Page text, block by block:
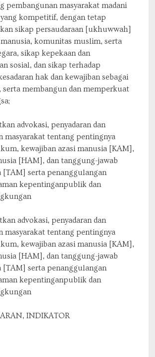
pembangunan masyarakat madani
kompetitif, dengan tetap
sikap persaudaraan [ukhuwwah]
komunitas muslim, serta
sikap kepekaan dan
sosial, dan sikap terhadap
hak dan kewajiban sebagai
serta membangun dan memperkuat
advokasi, penyadaran dan
masyarakat tentang pentingnya
kewajiban azasi manusia [KAM],
[HAM], dan tanggung-jawab
[TAM] serta penanggulangan
kepentinganpublik dan
advokasi, penyadaran dan
masyarakat tentang pentingnya
kewajiban azasi manusia [KAM],
[HAM], dan tanggung-jawab
[TAM] serta penanggulangan
kepentinganpublik dan
INDIKATOR